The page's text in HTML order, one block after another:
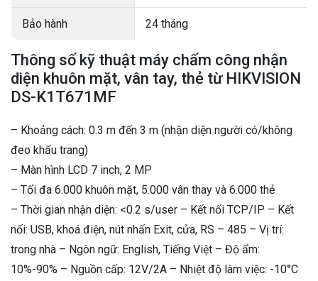
Bảo hành 24 tháng
Thông số kỹ thuật máy chấm công nhận
diện khuôn mặt, vân tay, thẻ từ HIKVISION
DS-K1T671MF
– Khoảng cách: 0.3 m đến 3 m (nhận diện người có/không
đeo khẩu trang)
– Màn hình LCD 7 inch, 2 MP
– Tối đa 6.000 khuôn mặt, 5.000 vân thay và 6.000 thẻ
– Thời gian nhận diện: <0.2 s/user – Kết nối TCP/IP – Kết
nối: USB, khoá điện, nút nhấn Exit, cửa, RS – 485 – Vị trí:
trong nhà – Ngôn ngữ: English, Tiếng Việt – Độ ẩm:
10%-90% – Nguồn cấp: 12V/2A – Nhiệt độ làm việc: -10°C